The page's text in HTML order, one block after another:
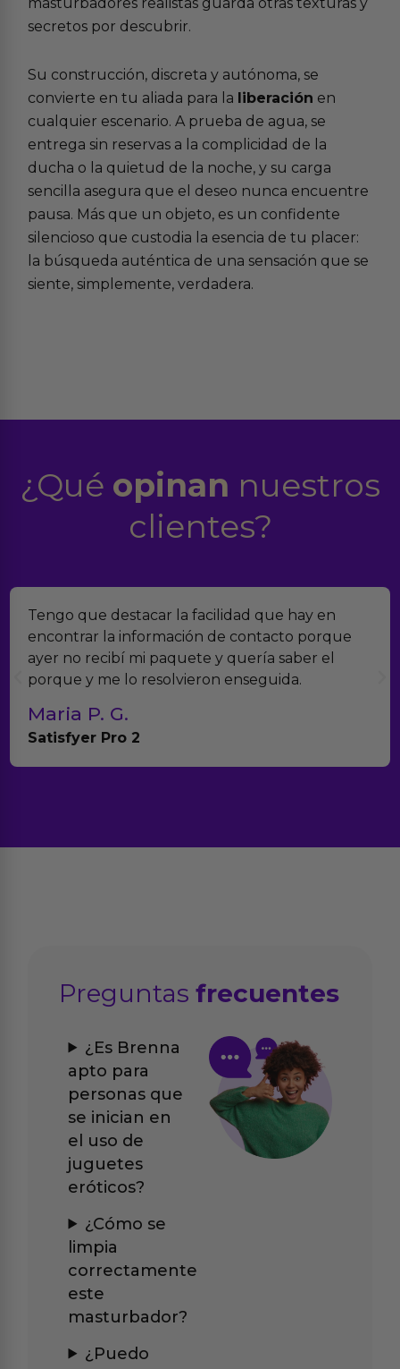
secretos por descubrir.
Su construcción, discreta y autónoma, se
convierte en tu aliada para la liberación en
cualquier escenario. A prueba de agua, se
entrega sin reservas a la complicidad de la
ducha o la quietud de la noche, y su carga
sencilla asegura que el deseo nunca encuentre
pausa. Más que un objeto, es un confidente
silencioso que custodia la esencia de tu placer:
la búsqueda auténtica de una sensación que se
siente, simplemente, verdadera.
¿Qué opinan nuestros
clientes?
que hay en
contacto porque
saber el
Encontramos Erotiks a
verdad es que nos han
muchísimos productos y
con el seguimiento del
Preguntasfrecuentes
¿Es Brenna
apto para
personas que
se inician en
el uso de
juguetes
eróticos?
¿Cómo se
limpia
correctamente
este
masturbador?
¿Puedo